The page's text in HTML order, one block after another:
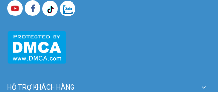
HỖ TRỢ KHÁCH HÀNG